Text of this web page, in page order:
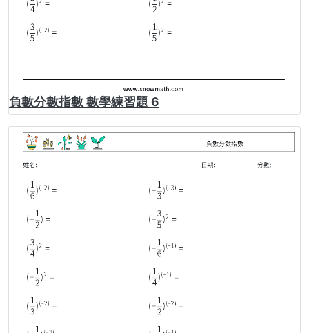
負數分數指數 數學練習題 6